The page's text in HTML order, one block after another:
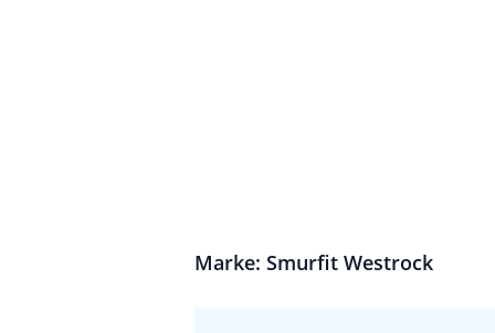
Marke: Smurfit Westrock